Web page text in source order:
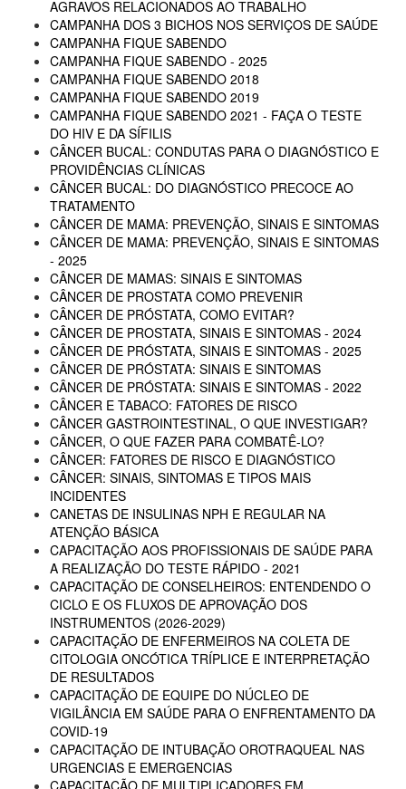
AGRAVOS RELACIONADOS AO TRABALHO
CAMPANHA DOS 3 BICHOS NOS SERVIÇOS DE SAÚDE
CAMPANHA FIQUE SABENDO
CAMPANHA FIQUE SABENDO - 2025
CAMPANHA FIQUE SABENDO 2018
CAMPANHA FIQUE SABENDO 2019
CAMPANHA FIQUE SABENDO 2021 - FAÇA O TESTE
DO HIV E DA SÍFILIS
CÂNCER BUCAL: CONDUTAS PARA O DIAGNÓSTICO E
PROVIDÊNCIAS CLÍNICAS
CÂNCER BUCAL: DO DIAGNÓSTICO PRECOCE AO
TRATAMENTO
CÂNCER DE MAMA: PREVENÇÃO, SINAIS E SINTOMAS
CÂNCER DE MAMA: PREVENÇÃO, SINAIS E SINTOMAS
- 2025
CÂNCER DE MAMAS: SINAIS E SINTOMAS
CÂNCER DE PROSTATA COMO PREVENIR
CÂNCER DE PRÓSTATA, COMO EVITAR?
CÂNCER DE PROSTATA, SINAIS E SINTOMAS - 2024
CÂNCER DE PRÓSTATA, SINAIS E SINTOMAS - 2025
CÂNCER DE PRÓSTATA: SINAIS E SINTOMAS
CÂNCER DE PRÓSTATA: SINAIS E SINTOMAS - 2022
CÂNCER E TABACO: FATORES DE RISCO
CÂNCER GASTROINTESTINAL, O QUE INVESTIGAR?
CÂNCER, O QUE FAZER PARA COMBATÊ-LO?
CÂNCER: FATORES DE RISCO E DIAGNÓSTICO
CÂNCER: SINAIS, SINTOMAS E TIPOS MAIS
INCIDENTES
CANETAS DE INSULINAS NPH E REGULAR NA
ATENÇÃO BÁSICA
CAPACITAÇÃO AOS PROFISSIONAIS DE SAÚDE PARA
A REALIZAÇÃO DO TESTE RÁPIDO - 2021
CAPACITAÇÃO DE CONSELHEIROS: ENTENDENDO O
CICLO E OS FLUXOS DE APROVAÇÃO DOS
INSTRUMENTOS (2026-2029)
CAPACITAÇÃO DE ENFERMEIROS NA COLETA DE
CITOLOGIA ONCÓTICA TRÍPLICE E INTERPRETAÇÃO
DE RESULTADOS
CAPACITAÇÃO DE EQUIPE DO NÚCLEO DE
VIGILÂNCIA EM SAÚDE PARA O ENFRENTAMENTO DA
COVID-19
CAPACITAÇÃO DE INTUBAÇÃO OROTRAQUEAL NAS
URGENCIAS E EMERGENCIAS
CAPACITAÇÃO DE MULTIPLICADORES EM